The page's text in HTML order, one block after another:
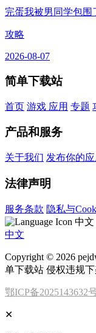
完蛋我被男同学包
攻略
2026-08-07
简单下载站
首页 游戏 应用 专题
产品和服务
关于我们 发布你的应
法律声明
服务条款 隐私与
中文
中文
Copyright © 2026
单下载站 侵权违规下
鄂ICP备2025143632
✕